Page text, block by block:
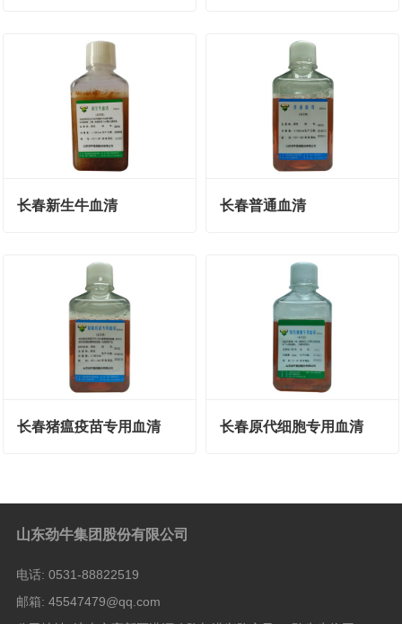
长春新生牛血清 长春普通血清
长春猪瘟疫苗专用血清 长春原代细胞专用血清
山东劲牛集团股份有限公司
电话: 0531-88822519
邮箱: 45547479@qq.com